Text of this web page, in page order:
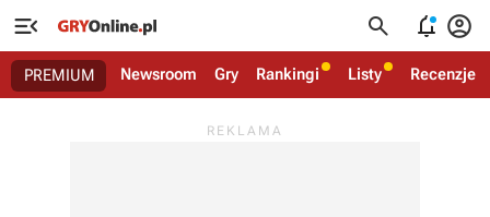
   
PREMIUM Newsroom Gry Rankingi Listy Recenzje